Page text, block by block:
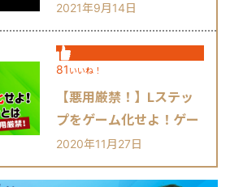
2021年9月14日
81 いいね！
【悪用厳禁！】Lステッ
プをゲーム化せよ！ゲー
ミフィケーションとは？
2020年11月27日